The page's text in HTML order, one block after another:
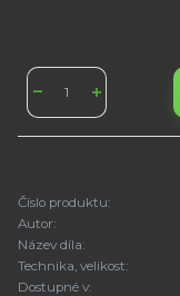
Číslo produktu:
Autor:
Název díla:
Technika, velikost:
Dostupné v: